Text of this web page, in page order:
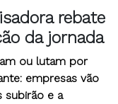
rebate
da jornada
ou lutam por
empresas vão
subirão e a